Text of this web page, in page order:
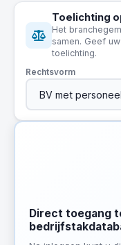
Toelichting
Het
samen. Geef
toelichting.
Rechtsvorm
Direct toegang